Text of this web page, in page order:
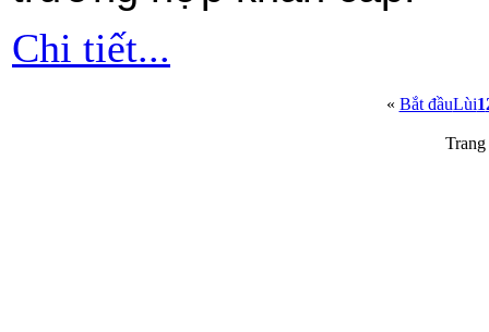
Chi tiết...
« Bắt đầuLùi1